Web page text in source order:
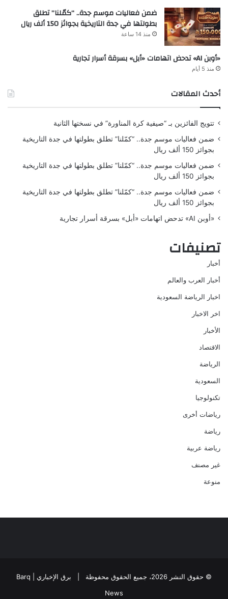
ضمن فعاليات موسم جدة.. “كمّلنا” تطلق
بطولتها في جدة التاريخية بجوائز 150 ألف ريال
منذ 14 ساعة
«أوبن AI» تدحض اتهامات «أبل» بسرقة أسرار تجارية
منذ 5 أيام
أحدث المقالات
تتويج الفائزين بـ “صيفية كرة المناورة” في نسختها الثانية
ضمن فعاليات موسم جدة.. “كمّلنا” تطلق بطولتها في جدة التاريخية
بجوائز 150 ألف ريال
ضمن فعاليات موسم جدة.. “كمّلنا” تطلق بطولتها في جدة التاريخية
بجوائز 150 ألف ريال
ضمن فعاليات موسم جدة.. “كمّلنا” تطلق بطولتها في جدة التاريخية
بجوائز 150 ألف ريال
«أوبن AI» تدحض اتهامات «أبل» بسرقة أسرار تجارية
تصنيفات
أخبار
أخبار العرب والعالم
اخبار الرياضة السعودية
اخر الاخبار
الأخبار
الاقتصاد
الرياضة
السعودية
تكنولوجيا
رياضات أخرى
رياضة
رياضة عربية
غير مصنف
منوعة
© حقوق النشر 2026، جميع الحقوق محفوظة |
برق الإخباري | Barq
News